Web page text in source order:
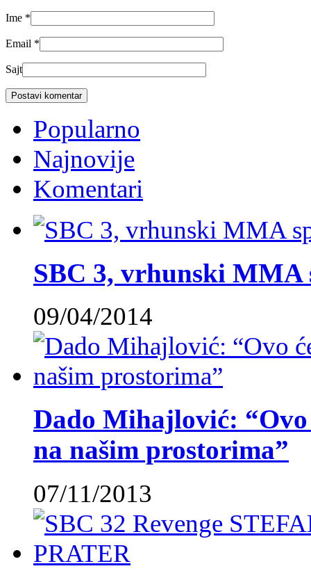
Ime *
Email *
Sajt
Popularno
Najnovije
Komentari
SBC 3, vrhunski MMA
09/04/2014
Dado Mihajlović:
na našim prostorima”
07/11/2013